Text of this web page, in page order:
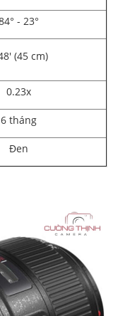
- 23°
(45 cm)
0.23x
6 tháng
Đen